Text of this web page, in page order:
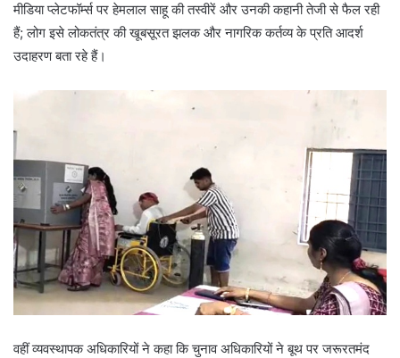
मीडिया प्लेटफॉर्म्स पर हेमलाल साहू की तस्वीरें और उनकी कहानी तेजी से फैल रही
हैं; लोग इसे लोकतंत्र की खूबसूरत झलक और नागरिक कर्तव्य के प्रति आदर्श
उदाहरण बता रहे हैं।
वहीं व्यवस्थापक अधिकारियों ने कहा कि चुनाव अधिकारियों ने बूथ पर जरूरतमंद